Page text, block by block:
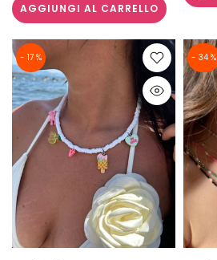
AGGIUNGI AL CARRELLO
- 17 % - 34 %